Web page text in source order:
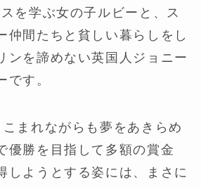
を学ぶ女の子ルビーと、ス
仲間たちと貧しい暮らしをし
ンを諦めない英国人ジョニー
です。
まれながらも夢をあきらめ
優勝を目指して多額の賞金
しようとする姿には、まさに